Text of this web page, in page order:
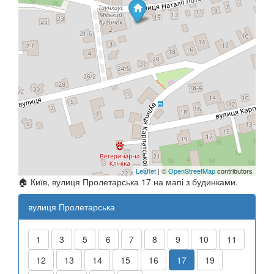
Leaflet | ©OpenStreetMapcontributors
🏠 Київ, вулиця Пролетарська 17 на мапі з будинками.
вулиця Пролетарська
1 3 5 6 7 8 9 10
11
12
13 14 15 16 17 19